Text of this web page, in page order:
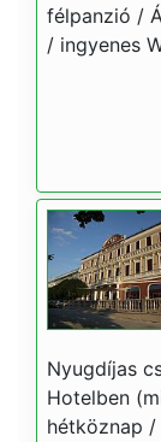
félpanzió /
/ ingyenes
Nyugdíjas
Hotelben
hétköznap /